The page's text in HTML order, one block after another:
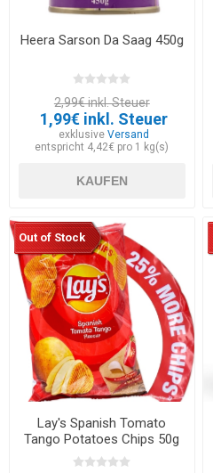
Heera Sarson Da Saag 450g
2,99€ inkl. Steuer
1,99€ inkl. Steuer
exklusiveVersand
entspricht 4,42€ pro 1 kg(s)
KAUFEN
Out of Stock
Lay's Spanish Tomato
Tango Potatoes Chips 50g